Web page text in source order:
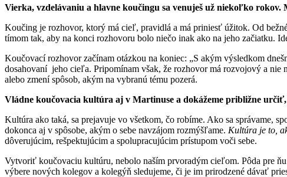
Vierka, vzdelávaniu a hlavne koučingu sa venuješ už niekoľko rokov.
Koučing je rozhovor, ktorý má cieľ, pravidlá a má priniesť úžitok. Od
tímom tak, aby na konci rozhovoru bolo niečo inak ako na jeho začiatku.
Koučovací rozhovor začínam otázkou na koniec: „S akým výsledkom
dosahovaní jeho cieľa. Pripomínam však, že rozhovor má rozvojový a nie
alebo zmení spôsob, akým na vybranú tému pozerá.
Vládne koučovacia kultúra aj v Martinuse a dokážeme približne určiť,
Kultúra ako taká, sa prejavuje vo všetkom, čo robíme. Ako sa správame,
dokonca aj v spôsobe, akým o sebe navzájom rozmýšľame. Kultúra je to,
dôverujúcim, rešpektujúcim a spolupracujúcim prístupom voči sebe.
Vytvoriť koučovaciu kultúru, nebolo naším prvoradým cieľom. Pôda pre
výbere nových kolegov a kolegýň sledujeme, či je im prirodzené dávať